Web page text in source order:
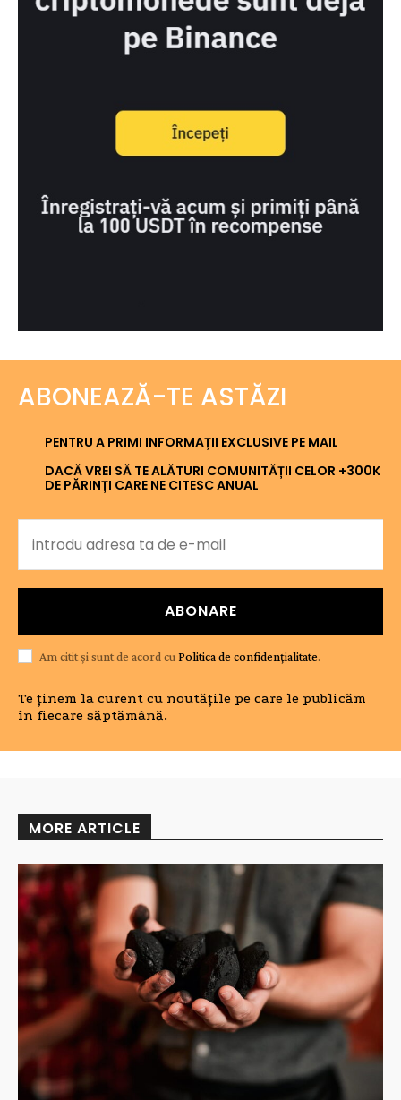
ABONEAZĂ-TE ASTĂZI
PENTRU A PRIMI INFORMAȚII EXCLUSIVE PE MAIL
DACĂ VREI SĂ TE ALĂTURI COMUNITĂȚII CELOR +300K
DE PĂRINȚI CARE NE CITESC ANUAL
ABONARE
Am citit și sunt de acord cu Politica de confidențialitate.
Te ținem la curent cu noutățile pe care le publicăm
în fiecare săptămână.
MORE ARTICLE